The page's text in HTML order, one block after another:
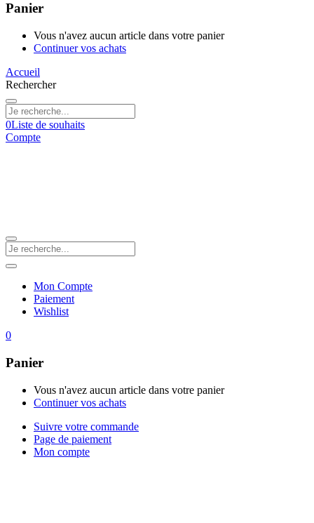
Panier
Vous n'avez aucun article dans votre panier
Continuer vos achats
Accueil
Rechercher
0Liste de souhaits
Compte
Mon Compte
Paiement
Wishlist
0
Panier
Vous n'avez aucun article dans votre panier
Continuer vos achats
Suivre votre commande
Page de paiement
Mon compte